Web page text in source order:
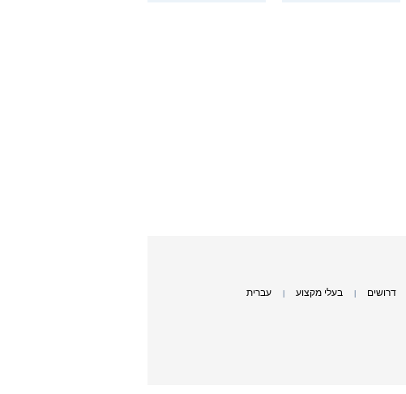
דרושים בעלי מקצוע עברית